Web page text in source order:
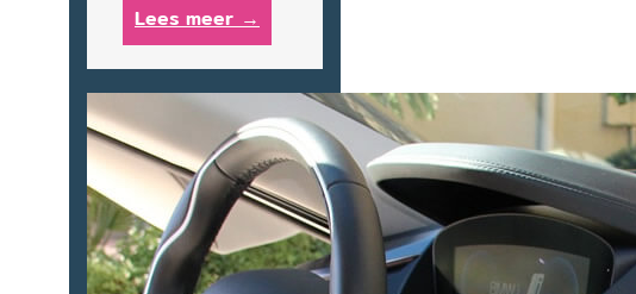
Lees meer →